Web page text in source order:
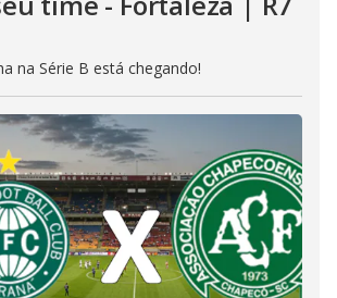
na Série B está chegando!